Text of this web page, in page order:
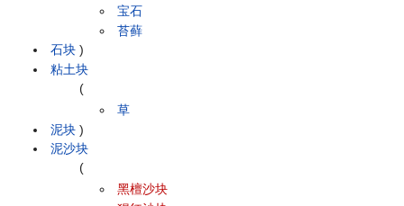
石块
宝石
苔藓
)
粘土块
泥块
(
草
)
泥沙块
(
黑檀沙块